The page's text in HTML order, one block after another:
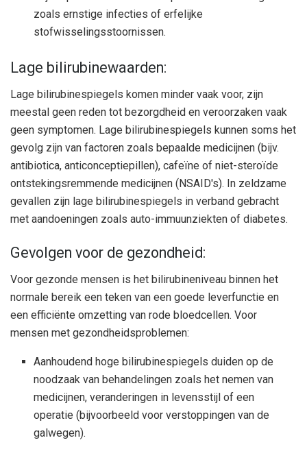
zoals ernstige infecties of erfelijke
stofwisselingsstoornissen.
Lage bilirubinewaarden:
Lage bilirubinespiegels komen minder vaak voor, zijn
meestal geen reden tot bezorgdheid en veroorzaken vaak
geen symptomen. Lage bilirubinespiegels kunnen soms het
gevolg zijn van factoren zoals bepaalde medicijnen (bijv.
antibiotica, anticonceptiepillen), cafeïne of niet-steroïde
ontstekingsremmende medicijnen (NSAID's). In zeldzame
gevallen zijn lage bilirubinespiegels in verband gebracht
met aandoeningen zoals auto-immuunziekten of diabetes.
Gevolgen voor de gezondheid:
Voor gezonde mensen is het bilirubineniveau binnen het
normale bereik een teken van een goede leverfunctie en
een efficiënte omzetting van rode bloedcellen. Voor
mensen met gezondheidsproblemen:
Aanhoudend hoge bilirubinespiegels duiden op de
noodzaak van behandelingen zoals het nemen van
medicijnen, veranderingen in levensstijl of een
operatie (bijvoorbeeld voor verstoppingen van de
galwegen).